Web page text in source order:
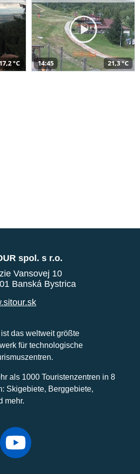
17,2 °C 14:45 21,3 °C
spol. s r.o.
Vansovej 10
Banská Bystrica
das weltweit größte
für technologische
als 1000 Touristenzentren in 8
Skigebiete, Berggebiete,
mehr.